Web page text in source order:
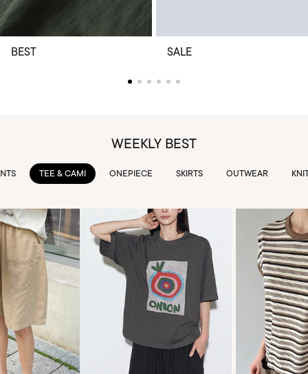
BEST SALE
WEEKLY BEST
TEE & CAMI ONEPIECE SKIRTS OUTWEAR KNIT &